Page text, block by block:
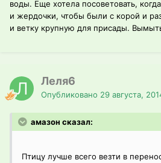
воды. Еще хотела посоветовать,
и жердочки, чтобы были с корой и
и ветку крупную для присады.
Леля6
Опубликовано 29 августа,
амазон сказал:
Птицу лучше всего везти в